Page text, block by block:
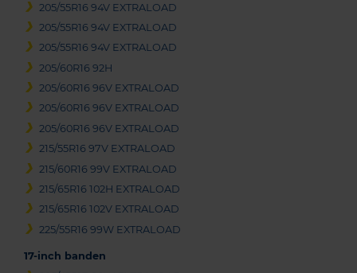
205/55R16 94V EXTRALOAD
205/55R16 94V EXTRALOAD
205/55R16 94V EXTRALOAD
205/60R16 92H
205/60R16 96V EXTRALOAD
205/60R16 96V EXTRALOAD
205/60R16 96V EXTRALOAD
215/55R16 97V EXTRALOAD
215/60R16 99V EXTRALOAD
215/65R16 102H EXTRALOAD
215/65R16 102V EXTRALOAD
225/55R16 99W EXTRALOAD
17-inch banden